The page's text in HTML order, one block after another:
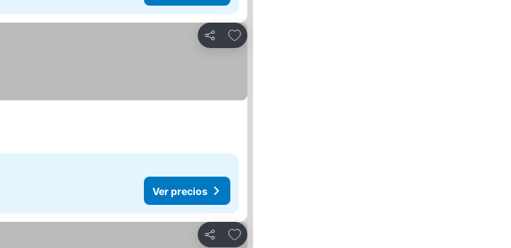
Compartir
Agregar a favoritos
Ver precios
Compartir
Agregar a favoritos